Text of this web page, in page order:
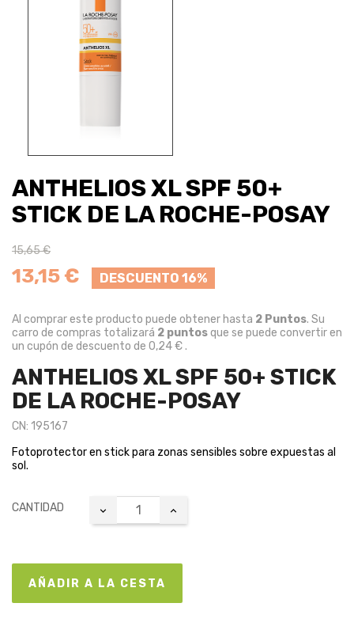
ANTHELIOS XL SPF 50+
STICK DE LA ROCHE-POSAY
15,65 €
13,15 € DESCUENTO 16%
Al comprar este producto puede obtener hasta 2 Puntos. Su
carro de compras totalizará 2 puntosque se puede convertir en
un cupón de descuento de 0,24 €.
ANTHELIOS XL SPF 50+ STICK
DE LA ROCHE-POSAY
CN: 195167
Fotoprotector en stick para zonas sensibles sobre expuestas al
sol.
CANTIDAD
AÑADIR A LA CESTA